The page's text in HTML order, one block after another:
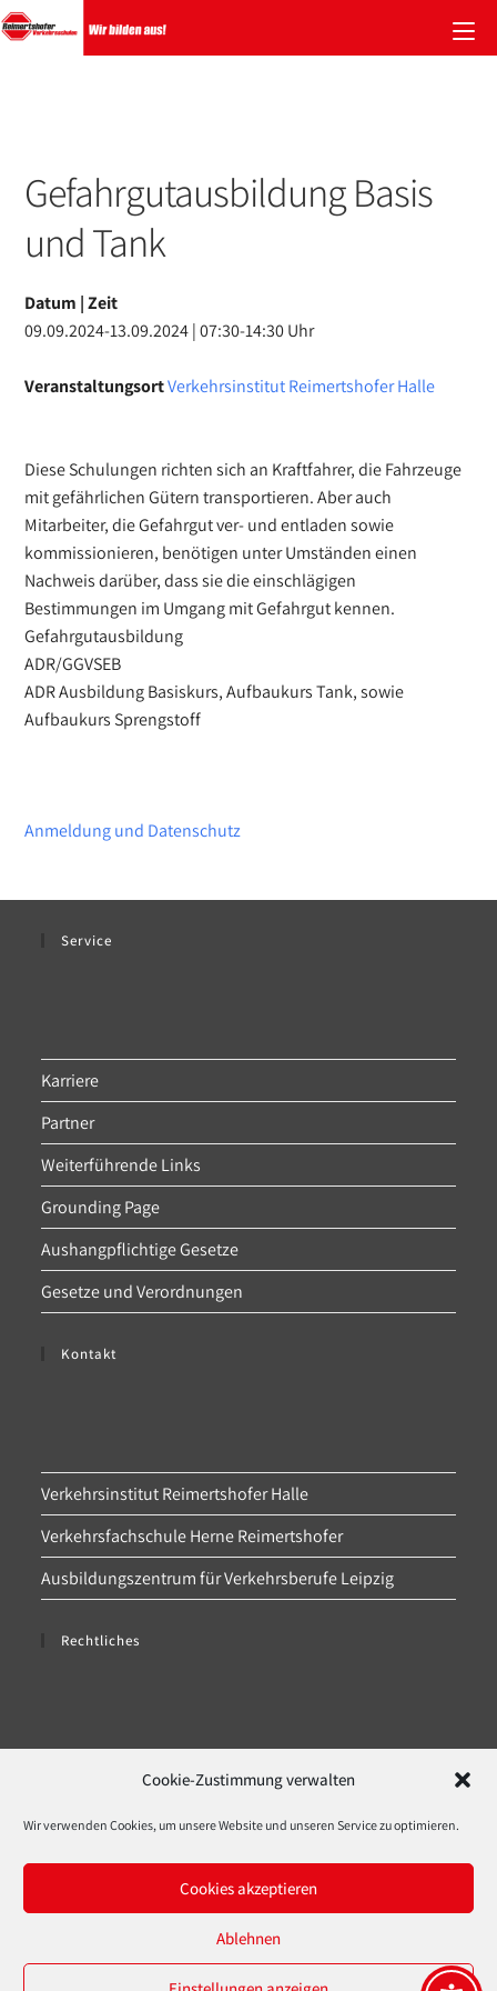
Cookie-Zustimmung verwalten
Wir verwenden Cookies, um unsere Website und unseren Service zu optimieren.
Cookies akzeptieren
Ablehnen
Zum
Inhalt
Gefahrgutausbildung Basis
und Tank
Datum | Zeit
09.09.2024-13.09.2024 | 07:30-14:30 Uhr
VeranstaltungsortVerkehrsinstitut Reimertshofer Halle
Diese Schulungen richten sich an Kraftfahrer, die Fahrzeuge
mit gefährlichen Gütern transportieren. Aber auch
Mitarbeiter, die Gefahrgut ver- und entladen sowie
kommissionieren, benötigen unter Umständen einen
Nachweis darüber, dass sie die einschlägigen
Bestimmungen im Umgang mit Gefahrgut kennen.
Gefahrgutausbildung
ADR/GGVSEB
ADR Ausbildung Basiskurs, Aufbaukurs Tank, sowie
Aufbaukurs Sprengstoff
Anmeldung und Datenschutz
Service
Karriere
Partner
Weiterführende Links
Grounding Page
Aushangpflichtige Gesetze
Gesetze und Verordnungen
Kontakt
Verkehrsinstitut Reimertshofer Halle
Verkehrsfachschule Herne Reimertshofer
Ausbildungszentrum für Verkehrsberufe Leipzig
Rechtliches
Impressum
Cookie-Richtlinie (EU)